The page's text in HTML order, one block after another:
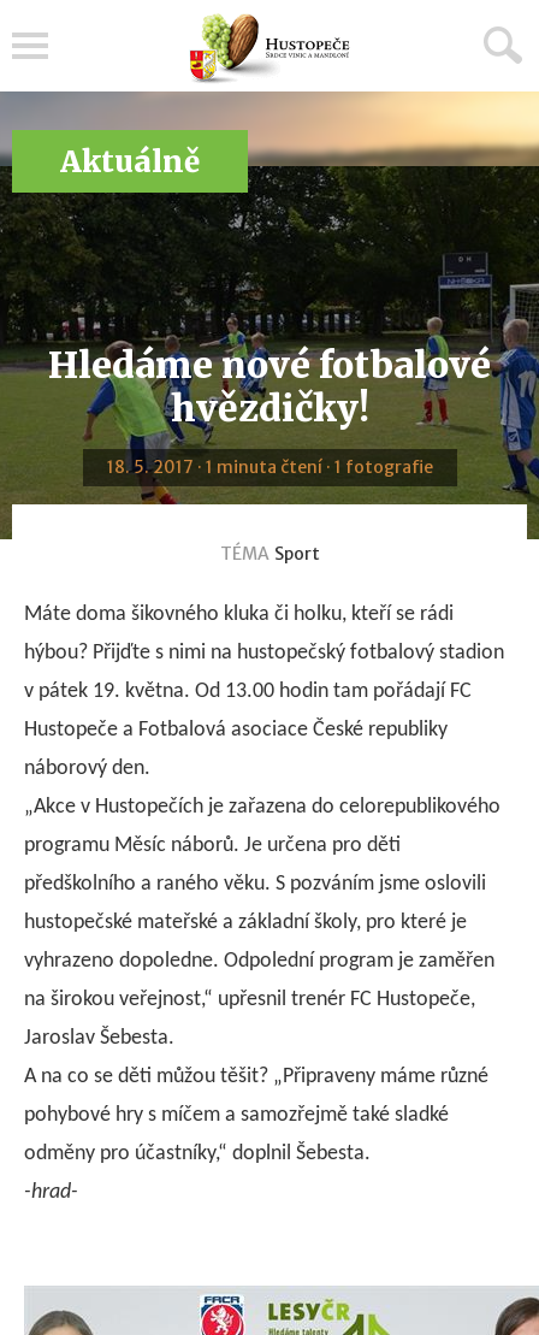
Aktuálně
Hledáme nové fotbalové
hvězdičky!
18. 5. 2017 · 1 minuta čtení · 1 fotografie
TÉMA Sport
Máte doma šikovného kluka či holku, kteří se rádi
hýbou? Přijďte s nimi na hustopečský fotbalový stadion
v pátek 19. května. Od 13.00 hodin tam pořádají FC
Hustopeče a Fotbalová asociace České republiky
náborový den.
„Akce v Hustopečích je zařazena do celorepublikového
programu Měsíc náborů. Je určena pro děti
předškolního a raného věku. S pozváním jsme oslovili
hustopečské mateřské a základní školy, pro které je
vyhrazeno dopoledne. Odpolední program je zaměřen
na širokou veřejnost,“ upřesnil trenér FC Hustopeče,
Jaroslav Šebesta.
A na co se děti můžou těšit? „Připraveny máme různé
pohybové hry s míčem a samozřejmě také sladké
odměny pro účastníky,“ doplnil Šebesta.
-hrad-